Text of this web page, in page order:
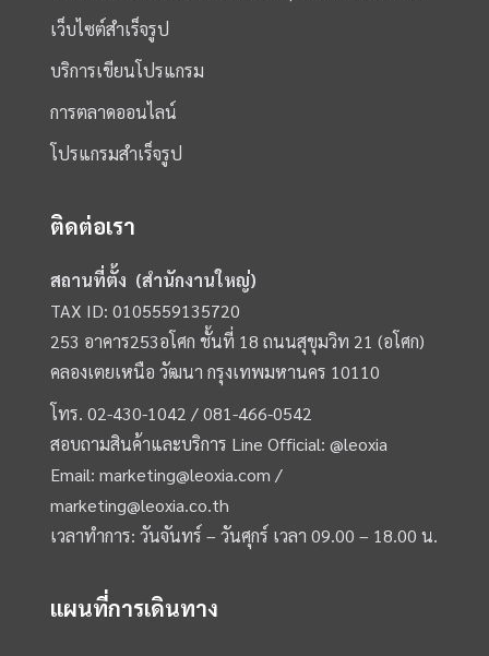
เว็บไซต์สำเร็จรูป
บริการเขียนโปรแกรม
การตลาดออนไลน์
โปรแกรมสำเร็จรูป
ติดต่อเรา
สถานที่ตั้ง (สำนักงานใหญ่)
TAX ID: 0105559135720
253 อาคาร253อโศก ชั้นที่ 18 ถนนสุขุมวิท 21 (อโศก)
คลองเตยเหนือ วัฒนา กรุงเทพมหานคร 10110
โทร.02-430-1042 /081-466-0542
สอบถามสินค้าและบริการ Line Official:@leoxia
Email:marketing@leoxia.com /
marketing@leoxia.co.th
เวลาทำการ: วันจันทร์ – วันศุกร์ เวลา 09.00 – 18.00 น.
แผนที่การเดินทาง